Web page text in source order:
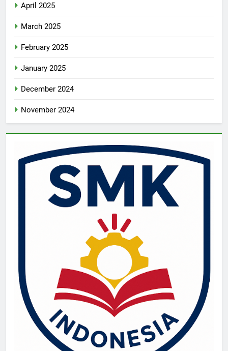
April 2025
March 2025
February 2025
January 2025
December 2024
November 2024